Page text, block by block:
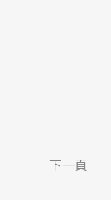
下一頁